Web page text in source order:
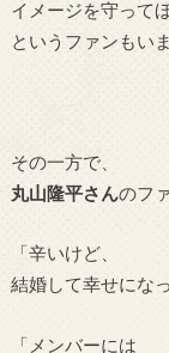
イメージを守って
というファンもいま
その一方で、
丸山隆平さんのフ
「辛いけど、
結婚して幸せにな
「メンバーには